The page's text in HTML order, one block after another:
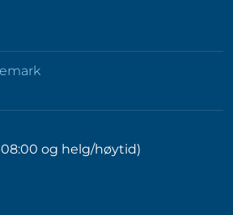
08:00 og helg/høytid)